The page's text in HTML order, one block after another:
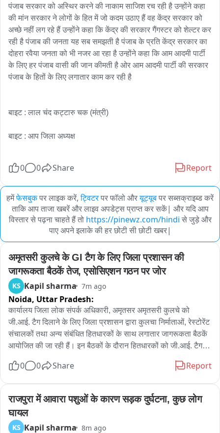
पंजाब सरकार को अस्थिर करने की नाकाम साजिश रच रही है उन्होंने कहा
की मांन सरकार ने लोगों के हित में जो कदम उठाए हैं वह केंद्र सरकार को
अच्छे नहीं लग रहे हैं उन्होंने कहा कि केंद्र की सरकार गैंगस्टर को शेल्टर कर
रही है पंजाब की जनता यह सब समझती है पंजाब के प्रति केंद्र सरकार का
दोहरा रवैया जनता को भी नजर आ रहा है उन्होंने कहा कि आम आदमी पार्टी
के लिए हर पंजाब वासी की जान कीमती है ओर आम आदमी पार्टी की सरकार
पंजाब के हितों के लिए लगातार काम कर रही है
बाइट : लाल चंद कट्टारु चक (मंत्री)
बाइट : आप जिला अध्यक्ष
0 0 Share Report
हमेंफेसबुकपर लाइक करें, ट्विटरपर फॉलो औरयूट्यूबपर सब्सक्राइब्ड करें
ताकि आप ताजा खबरें और लाइव अपडेट्स प्राप्त कर सकें| और यदि आप
विस्तार से पढ़ना चाहते हैं तो https://pinewz.com/hindi से जुड़े और
पाए अपने इलाके की हर छोटी सी छोटी खबर|
अमृतसरी कुलचे के GI टैग के लिए जिला प्रशासन की
जागरूकता बैठकें तेज, एसोसिएशन गठन पर जोर
KS Kapil sharma 7m ago
Noida, Uttar Pradesh:
कार्यालय जिला लोक संपर्क अधिकारी, अमृतसर अमृतसरी कुलचे को
जी.आई. टैग दिलाने के लिए जिला प्रशासन द्वारा कुलचा निर्माताओं, रेस्टोरेंट
संचालकों तथा अन्य संबंधित हितधारकों के साथ लगातार जागरूकता बैठकें
आयोजित की जा रही हैं। इन बैठकों के दौरान हितधारकों को जी.आई. टैग के
में विस्तार से जानकारी दी जा रही है।
इस संबंध में जानकारी देते हुए सहायक आयुक्त (जनरल) श्रीमती प्रगति
सेठी ने बताया कि अमृतसरी कुलचे की ऐतिहासिक विरासत, पारंपरिक निर्माण
विधि, विशिष्ट स्वाद और अनूठी पहचान को संरक्षित रखने के लिए जी.आई.
टैग अत्यंत महत्वपूर्ण है। उन्होंने कहा कि जी.आई. टैग मिलने से अमृतसरी
0 0 Share Report
राजपुरा में आवारा पशुओं के कारण सड़क दुर्घटना, कुछ लोग
घायल
KS Kapil sharma 8m ago